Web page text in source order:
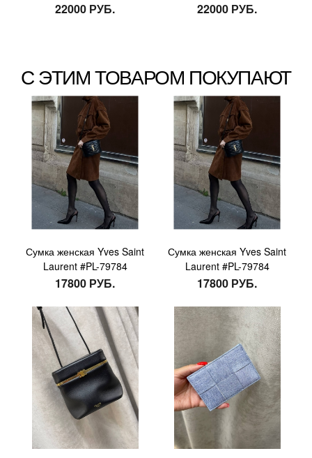
22000 РУБ. 22000 РУБ.
С ЭТИМ ТОВАРОМ ПОКУПАЮТ
Сумка женская Yves Saint
Laurent #PL-79784
17800 РУБ.
Сумка женская Yves Saint
Laurent #PL-79784
17800 РУБ.